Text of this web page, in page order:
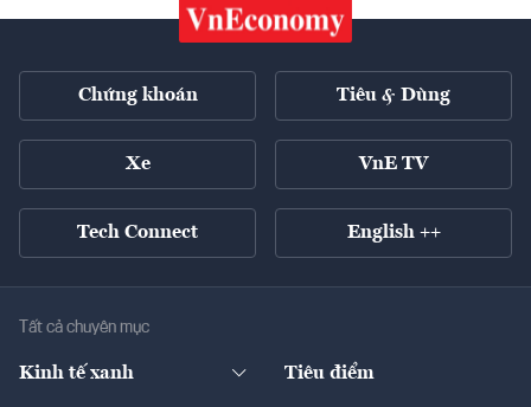
Chứng khoán Tiêu & Dùng
Xe VnE TV
Tech Connect English ++
Tất cả chuyên mục
Kinh tế xanh Tiêu điểm